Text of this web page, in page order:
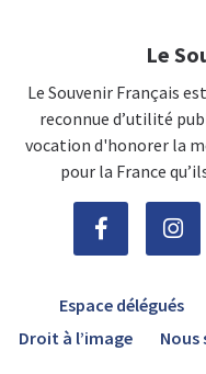
Le
Le Souvenir Français
reconnue d’utilité
vocation d'honorer la
pour la France
Espace délégués
Droit à l’image